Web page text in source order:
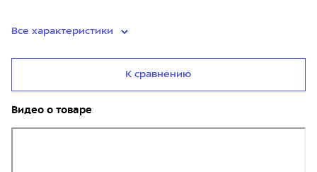
Все характеристики
К сравнению
Видео о товаре